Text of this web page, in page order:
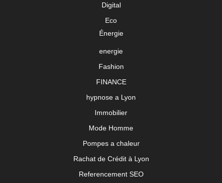
Digital
Eco
Énergie
energie
Fashion
FINANCE
hypnose a Lyon
Immobilier
Mode Homme
Pompes a chaleur
Rachat de Crédit à Lyon
Referencement SEO